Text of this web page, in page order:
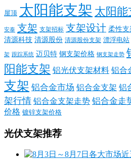
屋顶 太阳能支架 太阳能
安泰 支架 支架招标 支架设计 柔性支
清源科技 清源股份 清源股份支架 漂浮电站
架 跟踪系统 迈贝特 钢支架价格 钢支架走势
阳能支架 铝光伏支架材料 铝合
支架 铝合金市场 铝合金支架 铝
架行情 铝合金支架走势 铝合金走
价格 镀锌支架价格
光伏支架推荐